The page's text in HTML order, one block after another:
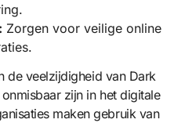
Zorgen voor veilige online
de veelzijdigheid van Dark
zijn in het digitale
maken gebruik van